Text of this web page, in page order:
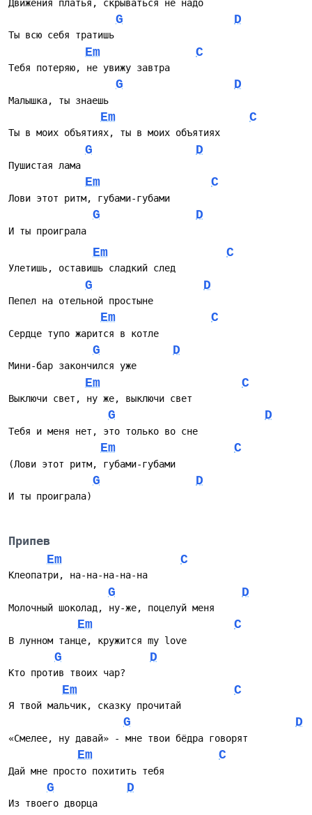
Движения платья, скрываться не надо
G D
Ты всю себя тратишь
Em C
Тебя потеряю, не увижу завтра
G D
Малышка, ты знаешь
Em C
Ты в моих объятиях, ты в моих объятиях
G D
Пушистая лама
Em C
Лови этот ритм, губами-губами
G D
И ты проиграла
Em C
Улетишь, оставишь сладкий след
G D
Пепел на отельной простыне
Em C
Сердце тупо жарится в котле
G D
Мини-бар закончился уже
Em C
Выключи свет, ну же, выключи свет
G D
Тебя и меня нет, это только во сне
Em C
(Лови этот ритм, губами-губами
G D
И ты проиграла)
Припев
Em
C
Клеопатри, на-на-на-на-на
G D
Молочный шоколад, ну-же, поцелуй меня
Em C
В лунном танце, кружится my love
G D
Кто против твоих чар?
Em C
Я твой мальчик, сказку прочитай
G D
«Смелее, ну давай» - мне твои бёдра говорят
Em C
Дай мне просто похитить тебя
G D
Из твоего дворца